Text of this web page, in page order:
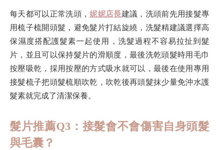
每天都可以正常洗頭，妮妮店長建議，洗頭前先用接髮專
用梳子梳開頭髮，避免髮片打結旋繞，洗髮精建議選擇高
保濕度搭配護髮素一起使用，洗髮過程不容易拉扯到髮
片，並且可以保持髮片的滑順度，最後洗乾頭髮時用毛巾
按壓吸乾，採用按壓的方式吸水就可以，最後在使用專用
接髮梳子把頭髮梳順吹乾，吹乾後再頭髮抹少量免沖水護
髮素就完成了清潔保養。
髮片推薦Q3：接髮會不會傷害自身頭髮
與毛囊？